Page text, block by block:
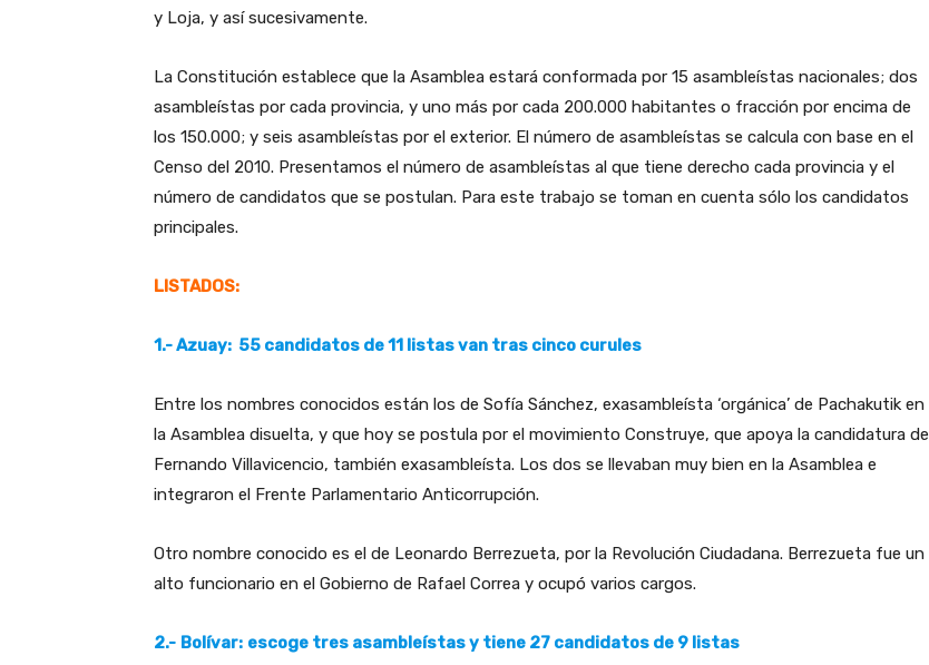
y Loja, y así sucesivamente.
La Constitución establece que la Asamblea estará conformada por 15 asambleístas nacionales; dos
asambleístas por cada provincia, y uno más por cada 200.000 habitantes o fracción por encima de
los 150.000; y seis asambleístas por el exterior. El número de asambleístas se calcula con base en el
Censo del 2010. Presentamos el número de asambleístas al que tiene derecho cada provincia y el
número de candidatos que se postulan. Para este trabajo se toman en cuenta sólo los candidatos
principales.
LISTADOS:
1.- Azuay: 55 candidatos de 11 listas van tras cinco curules
Entre los nombres conocidos están los de Sofía Sánchez, exasambleísta ‘orgánica’ de Pachakutik en
la Asamblea disuelta, y que hoy se postula por el movimiento Construye, que apoya la candidatura de
Fernando Villavicencio, también exasambleísta. Los dos se llevaban muy bien en la Asamblea e
integraron el Frente Parlamentario Anticorrupción.
Otro nombre conocido es el de Leonardo Berrezueta, por la Revolución Ciudadana. Berrezueta fue un
alto funcionario en el Gobierno de Rafael Correa y ocupó varios cargos.
2.- Bolívar: escoge tres asambleístas y tiene 27 candidatos de 9 listas